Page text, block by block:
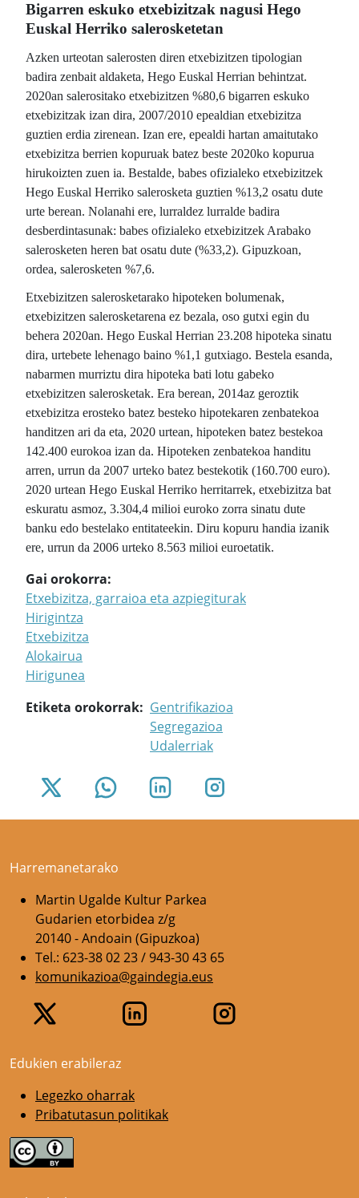
Bigarren eskuko etxebizitzak nagusi Hego
Euskal Herriko salerosketetan
Azken urteotan salerosten diren etxebizitzen tipologian
badira zenbait aldaketa, Hego Euskal Herrian behintzat.
2020an salerositako etxebizitzen %80,6 bigarren eskuko
etxebizitzak izan dira, 2007/2010 epealdian etxebizitza
guztien erdia zirenean. Izan ere, epealdi hartan amaitutako
etxebizitza berrien kopuruak batez beste 2020ko kopurua
hirukoizten zuen ia. Bestalde, babes ofizialeko etxebizitzek
Hego Euskal Herriko salerosketa guztien %13,2 osatu dute
urte berean. Nolanahi ere, lurraldez lurralde badira
desberdintasunak: babes ofizialeko etxebizitzek Arabako
salerosketen heren bat osatu dute (%33,2). Gipuzkoan,
ordea, salerosketen %7,6.
Etxebizitzen salerosketarako hipoteken bolumenak,
etxebizitzen salerosketarena ez bezala, oso gutxi egin du
behera 2020an. Hego Euskal Herrian 23.208 hipoteka sinatu
dira, urtebete lehenago baino %1,1 gutxiago. Bestela esanda,
nabarmen murriztu dira hipoteka bati lotu gabeko
etxebizitzen salerosketak. Era berean, 2014az geroztik
etxebizitza erosteko batez besteko hipotekaren zenbatekoa
handitzen ari da eta, 2020 urtean, hipoteken batez bestekoa
142.400 eurokoa izan da. Hipoteken zenbatekoa handitu
arren, urrun da 2007 urteko batez bestekotik (160.700 euro).
2020 urtean Hego Euskal Herriko herritarrek, etxebizitza bat
eskuratu asmoz, 3.304,4 milioi euroko zorra sinatu dute
banku edo bestelako entitateekin. Diru kopuru handia izanik
ere, urrun da 2006 urteko 8.563 milioi euroetatik.
Gai orokorra
Etxebizitza, garraioa eta azpiegiturak
Hirigintza
Etxebizitza
Alokairua
Hirigunea
Etiketa orokorrak
Gentrifikazioa
Segregazioa
Udalerriak
Harremanetarako
Martin Ugalde Kultur Parkea
Gudarien etorbidea z/g
20140 - Andoain (Gipuzkoa)
Tel.: 623-38 02 23 / 943-30 43 65
komunikazioa@gaindegia.eus
Edukien erabileraz
Legezko oharrak
Pribatutasun politikak